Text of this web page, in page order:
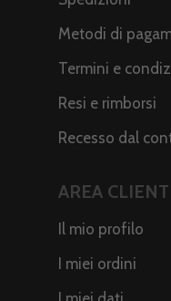
Metodi di
Termini e
Resi e rimborsi
Recesso dal
AREA
Il mio profilo
I miei ordini